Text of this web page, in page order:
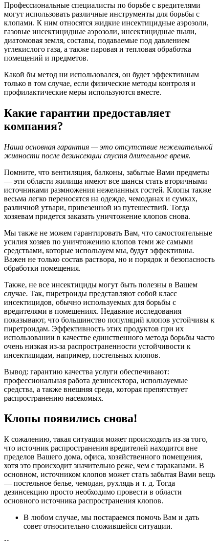
Профессиональные специалисты по борьбе с вредителями
могут использовать различные инструменты для борьбы с
клопами. К ним относятся жидкие инсектицидные аэрозоли,
газовые инсектицидные аэрозоли, инсектицидные пыли,
диатомовая земля, составы, подаваемые под давлением
углекислого газа, а также паровая и тепловая обработка
помещений и предметов.
Какой бы метод ни использовался, он будет эффективным
только в том случае, если физические методы контроля и
профилактические меры используются вместе.
Какие гарантии предоставляет
компания?
Наша основная гарантия — это отсутствие нежелательной
живности после дезинсекции спустя длительное время.
Помните, что вентиляция, балконы, забытые Вами предметы
— эти области жилища имеют все шансы стать вторичными
источниками размножения нежеланных гостей. Клопы также
весьма легко переносятся на одежде, чемоданах и сумках,
различной утвари, привезенной из путешествий. Тогда
хозяевам придется заказать уничтожение клопов снова.
Мы также не можем гарантировать Вам, что самостоятельные
усилия хозяев по уничтожению клопов теми же самыми
средствами, которые используем мы, будут эффективны.
Важен не только состав раствора, но и порядок и безопасность
обработки помещения.
Также, не все инсектициды могут быть полезны в Вашем
случае. Так, пиретроиды представляют собой класс
инсектицидов, обычно используемых для борьбы с
вредителями в помещениях. Недавние исследования
показывают, что большинство популяций клопов устойчивы к
пиретроидам. Эффективность этих продуктов при их
использовании в качестве единственного метода борьбы часто
очень низкая из-за распространенности устойчивости к
инсектицидам, например, постельных клопов.
Вывод: гарантию качества услуги обеспечивают:
профессиональная работа дезинсектора, используемые
средства, а также внешняя среда, которая препятствует
распространению насекомых.
Клопы появились снова!
К сожалению, такая ситуация может происходить из-за того,
что источник распространения вредителей находится вне
пределов Вашего дома, офиса, хозяйственного помещения,
хотя это происходит значительно реже, чем с тараканами. В
основном, источником клопов может стать забытая Вами вещь
— постельное белье, чемодан, рухлядь и т. д. Тогда
дезинсекцию просто необходимо провести в области
основного источника распространения клопов.
В любом случае, мы постараемся помочь Вам и дать
совет относительно сложившейся ситуации.